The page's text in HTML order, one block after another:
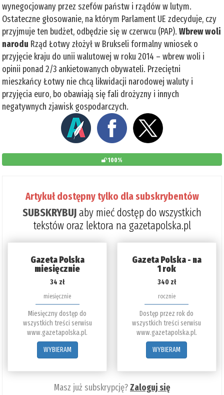
wynegocjowany przez szefów państw i rządów w lutym.
Ostateczne głosowanie, na którym Parlament UE zdecyduje, czy
przyjmuje ten budżet, odbędzie się w czerwcu (PAP).Wbrew woli
narodu Rząd Łotwy złożył w Brukseli formalny wniosek o
przyjęcie kraju do unii walutowej w roku 2014 – wbrew woli i
opinii ponad 2/3 ankietowanych obywateli. Przeciętni
mieszkańcy Łotwy nie chcą likwidacji narodowej waluty i
przyjęcia euro, bo obawiają się fali drożyzny i innych
negatywnych zjawisk gospodarczych.
100%
Artykuł dostępny tylko dla subskrybentów
SUBSKRYBUJaby mieć dostęp do wszystkich
tekstów oraz lektora na gazetapolska.pl
Gazeta Polska
miesięcznie
34 zł
miesięcznie
Miesięczny dostęp do
wszystkich treści serwisu
www.gazetapolska.pl.
WYBIERAM
Gazeta Polska - na
1 rok
340 zł
rocznie
Dostęp przez rok do
wszystkich treści serwisu
www.gazetapolska.pl.
WYBIERAM
Masz już subskrypcję?Zaloguj się